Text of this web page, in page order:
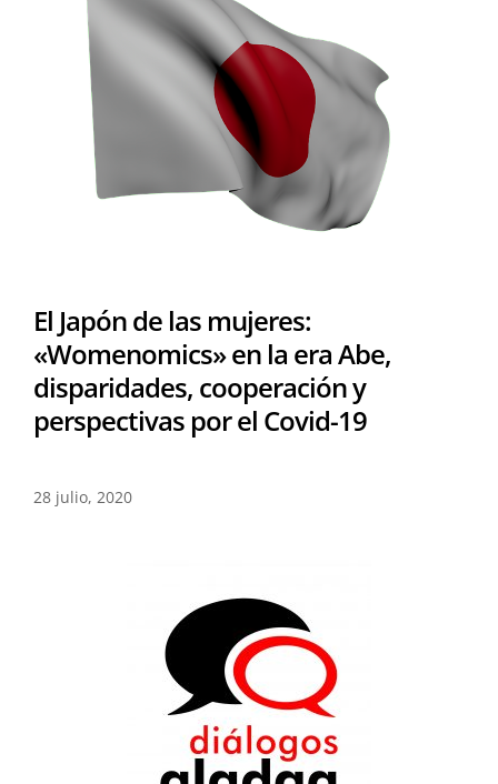
El Japón de las mujeres:
«Womenomics» en la era Abe,
disparidades, cooperación y
perspectivas por el Covid-19
28 julio, 2020